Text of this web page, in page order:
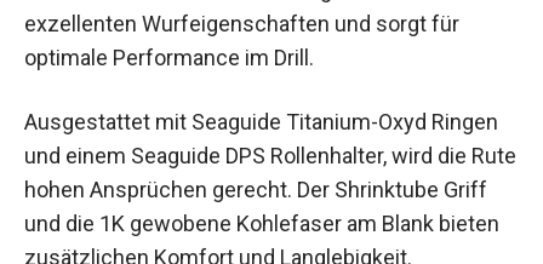
aus HMC+ Kohlefaser überzeugt durch seine
exzellenten Wurfeigenschaften und sorgt für
optimale Performance im Drill.
Ausgestattet mit Seaguide Titanium-Oxyd Ringen
und einem Seaguide DPS Rollenhalter, wird die
Rute hohen Ansprüchen gerecht. Der Shrinktube
Griff und die 1K gewobene Kohlefaser am Blank